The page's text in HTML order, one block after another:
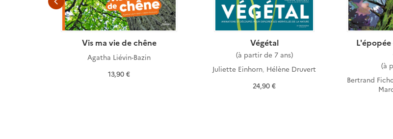
Vis ma vie de chêne
Agatha Liévin-Bazin
13,90 €
Végétal
(à partir de 7 ans)
Juliette Einhorn, Hélène Druvert
24,90 €
(à
Bertrand